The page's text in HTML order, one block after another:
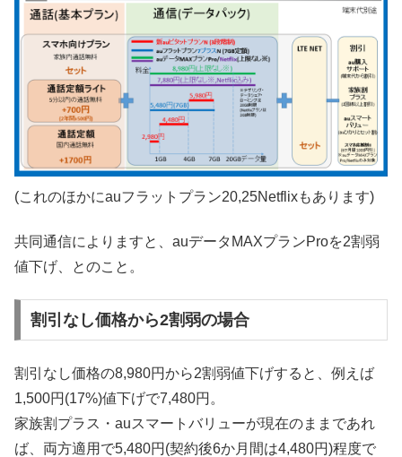
(これのほかにauフラットプラン20,25Netflixもあります)
共同通信によりますと、auデータMAXプランProを2割弱
値下げ、とのこと。
割引なし価格から2割弱の場合
割引なし価格の8,980円から2割弱値下げすると、例えば
1,500円(17%)値下げで7,480円。
家族割プラス・auスマートバリューが現在のままであれ
ば、両方適用で5,480円(契約後6か月間は4,480円)程度で